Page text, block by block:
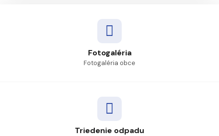
Fotogaléria
Fotogaléria obce
Triedenie odpadu